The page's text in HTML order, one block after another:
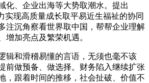
化、企业出海等大势取潮水。提出
实现高质量成长取平易近生福祉的协同
注沉角察看世界取中国，帮帮企业理解
增加亮点及繁荣机遇。
和滑稽易懂的言语，无须也毫不该
前做预备、做选择。财务陷入继续扩张
，跟着时间的推移，社会扯破、价值不